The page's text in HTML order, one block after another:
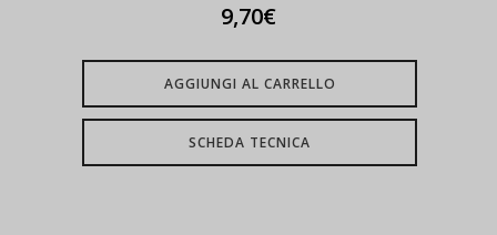
9,70€
AGGIUNGI AL CARRELLO
SCHEDA TECNICA